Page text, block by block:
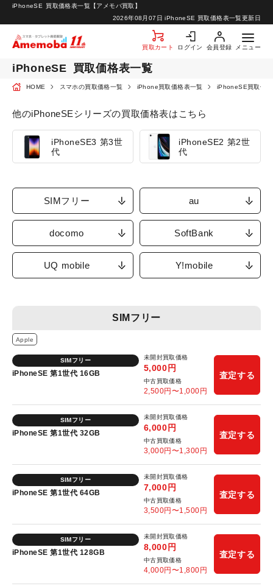
2026年08月07日 iPhoneSE 買取価格表一覧更新日
iPhoneSE 買取価格表一覧【アメモバ買取】
買取カート ログイン 会員登録 メニュー
お問い合わせ
iPhoneSE 買取価格表一覧
HOME スマホの買取価格一覧 iPhone買取価格表一覧 iPhoneSE買取価
他のiPhoneSEシリーズの買取価格表はこちら
iPhoneSE3 第3世
代
iPhoneSE2 第2世
代
SIMフリー au
docomo SoftBank
UQ mobile Y!mobile
SIMフリー
Apple
SIMフリー
iPhoneSE 第1世代 16GB
未開封買取価格
5,000 円
中古買取価格
2,500円〜1,000 円
査定する
SIMフリー
iPhoneSE 第1世代 32GB
未開封買取価格
6,000 円
中古買取価格
3,000円〜1,300 円
査定する
SIMフリー
iPhoneSE 第1世代 64GB
未開封買取価格
7,000 円
中古買取価格
3,500円〜1,500 円
査定する
SIMフリー
iPhoneSE 第1世代 128GB
未開封買取価格
8,000 円
中古買取価格
4,000円〜1,800 円
査定する